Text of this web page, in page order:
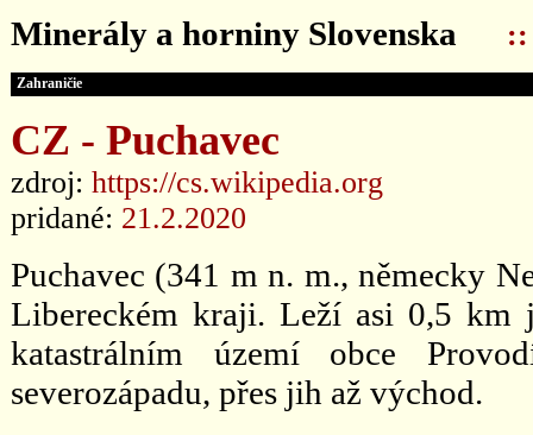
Minerály a horniny Slovenska ::
Zahraničie
CZ - Puchavec
zdroj: https://cs.wikipedia.org
pridané: 21.2.2020
Puchavec (341 m n. m., německy
Libereckém kraji. Leží asi 0,5 km
katastrálním území obce
severozápadu, přes jih až východ.